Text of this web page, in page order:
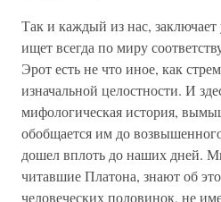
Так и каждый из нас, заключает
ищет всегда по миру
Эрот есть не что иное, как
изначальной целостности. И
мифологическая история,
обобщается им до
дошел вплоть до наших дней.
читавшие Платона, знают об
человеческих половинок, не